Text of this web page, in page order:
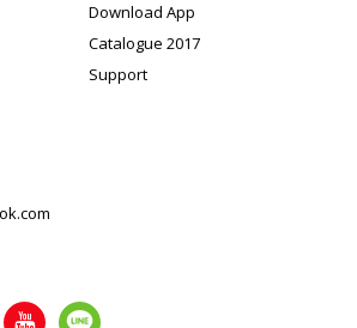
Download App
Catalogue 2017
Support